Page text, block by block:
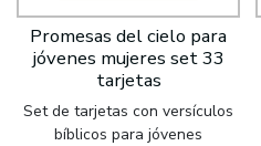
Promesas del cielo para
jóvenes mujeres set 33
tarjetas
Set de tarjetas con versículos
bíblicos para jóvenes